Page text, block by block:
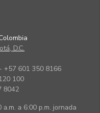
D.C.
+57 601 350 8166
100
8042
a 6:00 p.m. jornada